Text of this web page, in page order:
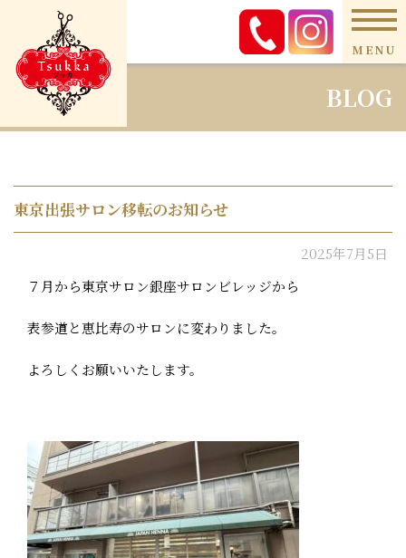
MENU
BLOG
東京出張サロン移転のお知らせ
2025年7月5日
７月から東京サロン銀座サロンビレッジから
表参道と恵比寿のサロンに変わりました。
よろしくお願いいたします。